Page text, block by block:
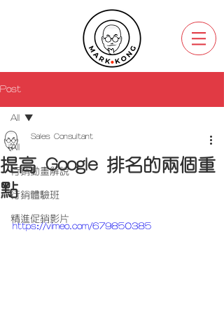
Post
All
行銷動畫解說
行銷體驗班
精進促銷影片
All
提高 Google 排名的兩個重
點
Sales Consultant
https://vimeo.com/679850385